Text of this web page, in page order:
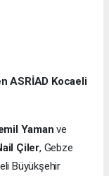
ASRİAD Kocaeli
Yaman ve
Çiler, Gebze
Büyükşehir